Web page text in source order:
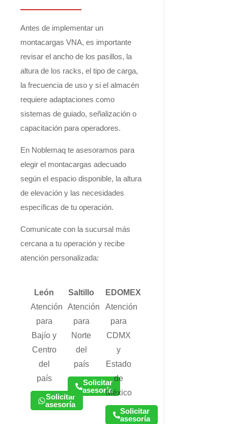
Antes de implementar un
montacargas VNA, es importante
revisar el ancho de los pasillos, la
altura de los racks, el tipo de carga,
la frecuencia de uso y si el almacén
requiere adaptaciones como
sistemas de guiado, señalización o
capacitación para operadores.
En Noblemaq te asesoramos para
elegir el montacargas adecuado
según el espacio disponible, la altura
de elevación y las necesidades
específicas de tu operación.
Comunícate con la sucursal más
cercana a tu operación y recibe
atención personalizada:
León
Atención
para
Bajío y
Centro
del
país
Solicitar
asesoría
Saltillo
Atención
para
Norte
del
país
Solicitar
asesoría
EDOMEX
Atención
para
CDMX
y
Estado
de
México
Solicitar
asesoría